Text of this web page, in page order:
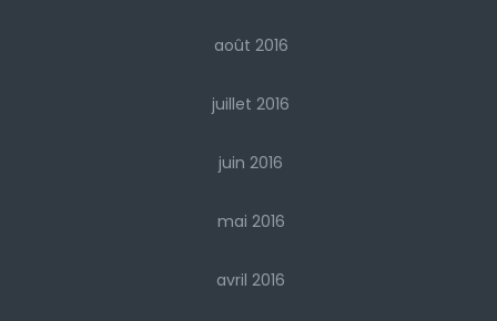
août 2016
juillet 2016
juin 2016
mai 2016
avril 2016